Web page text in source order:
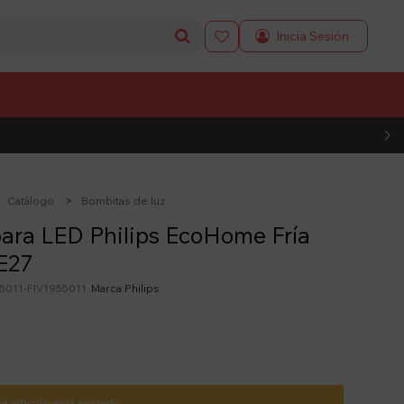

Catálogo Bombitas de luz
LED Philips EcoHome Fría
FIV1955011 Philips